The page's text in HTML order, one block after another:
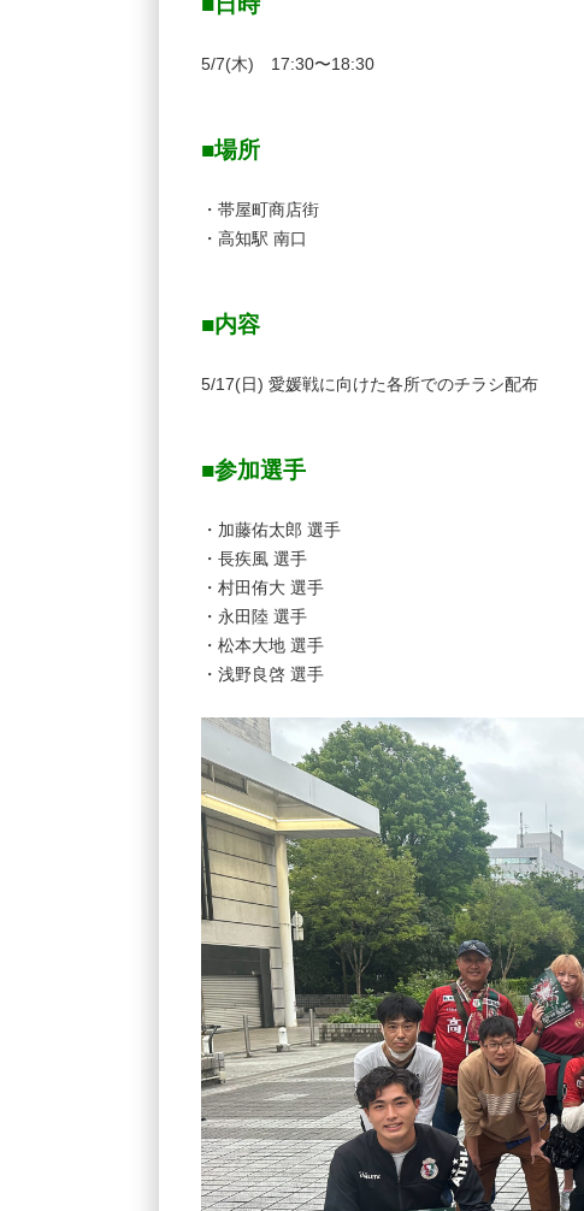
5/7(木) 17:30〜18:30
■場所
・帯屋町商店街
・高知駅 南口
■内容
5/17(日) 愛媛戦に向けた各所でのチラシ配布
■参加選手
・加藤佑太郎 選手
・長疾風 選手
・村田侑大 選手
・永田陸 選手
・松本大地 選手
・浅野良啓 選手